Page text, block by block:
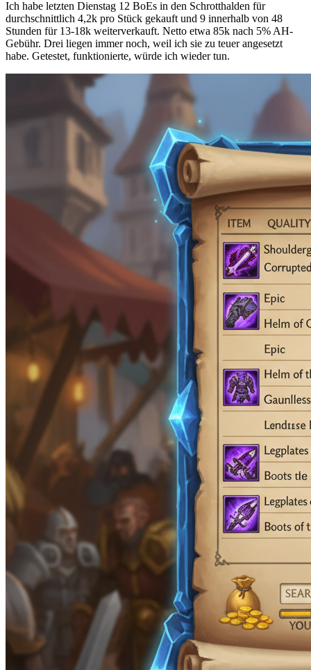
Ich habe letzten Dienstag 12 BoEs in den Schrotthalden für
durchschnittlich 4,2k pro Stück gekauft und 9 innerhalb von 48
Stunden für 13-18k weiterverkauft. Netto etwa 85k nach 5% AH-
Gebühr. Drei liegen immer noch, weil ich sie zu teuer angesetzt
habe. Getestet, funktionierte, würde ich wieder tun.